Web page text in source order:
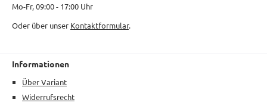
Mo-Fr, 09:00 - 17:00 Uhr
Oder über unser Kontaktformular.
Informationen
Über Variant
Widerrufsrecht